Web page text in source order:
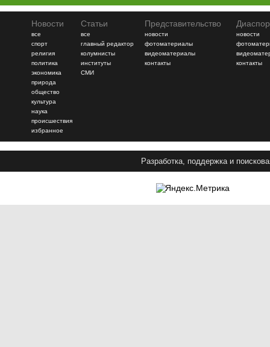
Новости
все
спорт
религия
политика
экономика
природа
общество
культура
наука
происшествия
избранное
Статьи
все
главный редактор
колумнисты
институты
СМИ
Представительство
новости
фотоматериалы
видеоматериалы
контакты
новости
контакты
Разработка, поддержка и